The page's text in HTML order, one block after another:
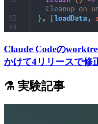
Claude Codeの
かけて4リリースで修
⚗️ 実験記事